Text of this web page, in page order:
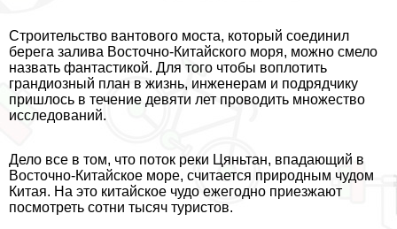
Строительство вантового моста, который соединил
берега залива Восточно-Китайского моря, можно смело
назвать фантастикой. Для того чтобы воплотить
грандиозный план в жизнь, инженерам и подрядчику
пришлось в течение девяти лет проводить множество
исследований.
Дело все в том, что поток реки Цяньтан, впадающий в
Восточно-Китайское море, считается природным чудом
Китая. На это китайское чудо ежегодно приезжают
посмотреть сотни тысяч туристов.